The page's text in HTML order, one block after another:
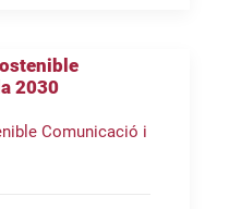
2030
Comunicació i